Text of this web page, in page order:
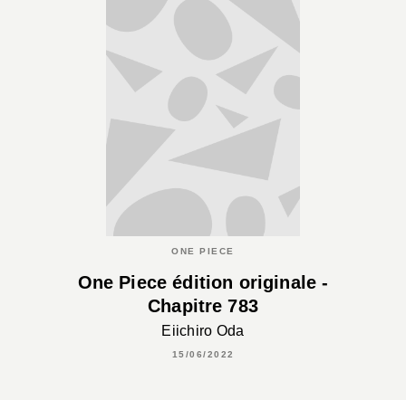
ONE PIECE
One Piece édition originale -
Chapitre 783
Eiichiro Oda
15/06/2022